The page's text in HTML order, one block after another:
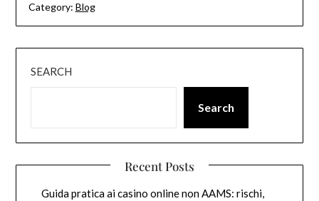
Category: Blog
SEARCH
Search
Recent Posts
Guida pratica ai casino online non AAMS: rischi,